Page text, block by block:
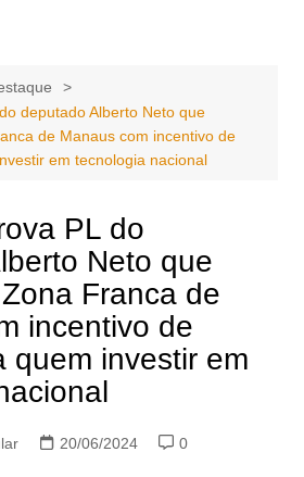
deputado Alberto Neto que
de Manaus com incentivo de
em tecnologia nacional
PL do
Neto que
Franca de
incentivo de
quem investir em
20/06/2024
0